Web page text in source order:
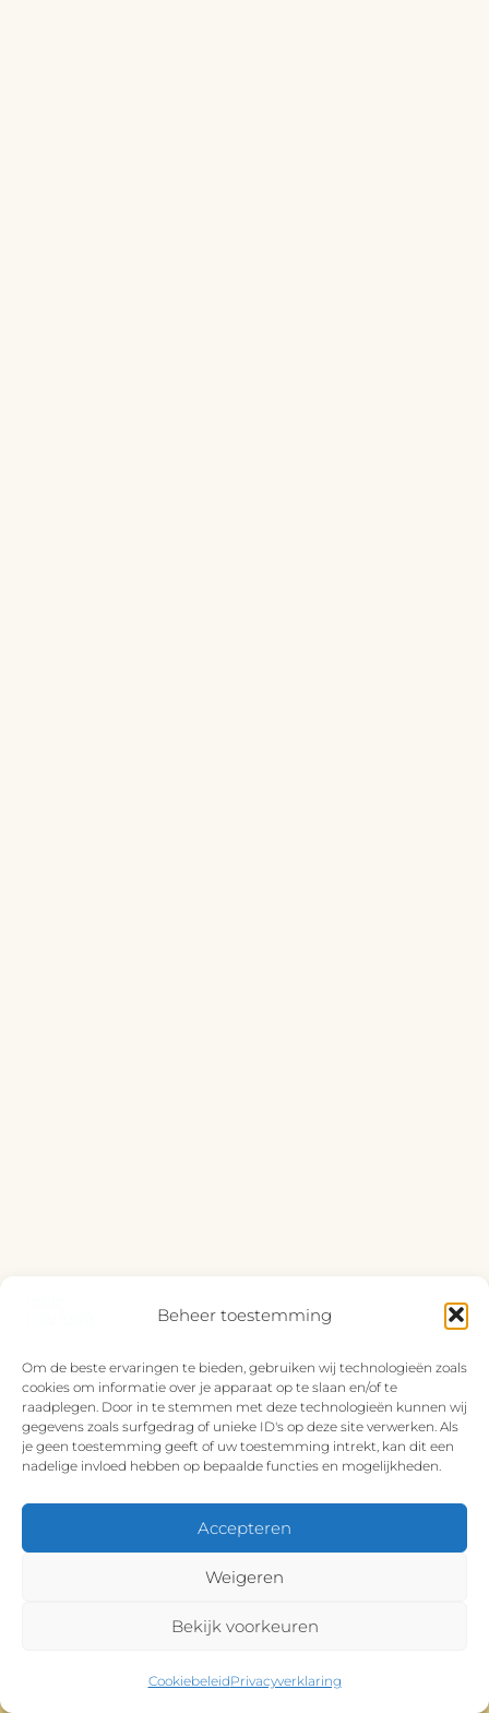
Beheer toestemming
Om de beste ervaringen te bieden, gebruiken wij technologieën zoals
cookies om informatie over je apparaat op te slaan en/of te
raadplegen. Door in te stemmen met deze technologieën kunnen wij
gegevens zoals surfgedrag of unieke ID's op deze site verwerken. Als
je geen toestemming geeft of uw toestemming intrekt, kan dit een
nadelige invloed hebben op bepaalde functies en mogelijkheden.
Accepteren
Weigeren
Bekijk voorkeuren
CookiebeleidPrivacyverklaring
Op Naar Madeira delen we onze reistips die
je nodig hebt. Van het openbaar vervoer tot
de mooiste hotels, maar ook onze eigen
Madeira. Het is een combinatie van een